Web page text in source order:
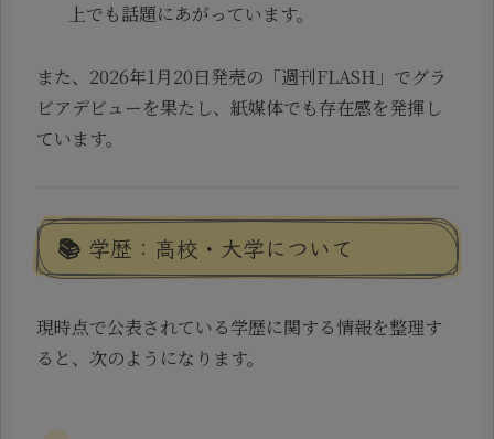
上でも話題にあがっています。
また、2026年1月20日発売の「週刊FLASH」でグラ
ビアデビューを果たし、紙媒体でも存在感を発揮し
ています。
📚 学歴：高校・大学について
現時点で公表されている学歴に関する情報を整理す
ると、次のようになります。